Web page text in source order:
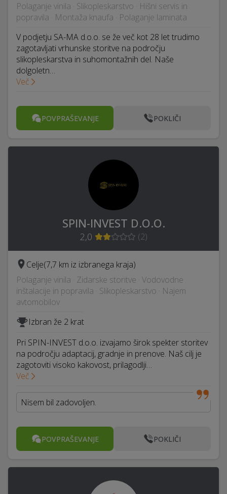
Polaganje vinila · Slikopleskarstvo · Hišni servis in
popravila · Montaža knaufa · Polaganje laminata
V podjetju SA-MA d.o.o. se že več kot 28 let trudimo
zagotavljati vrhunske storitve na področju
slikopleskarstva in suhomontažnih del. Naše
dolgoletn…
Več
POVPRAŠEVANJE POKLIČI
SPIN-INVEST D.O.O.
2,0 (2)
Celje(7,7 km iz izbranega kraja)
Polaganje vinila · Zidarske storitve · Vodovodne
inštalacije in popravila · Slikopleskarstvo · Najem
avtomobilov
Izbran že 2 krat
Pri SPIN-INVEST d.o.o. izvajamo širok spekter storitev
na področju adaptacij, gradnje in prenove. Naš cilj je
zagotoviti visoko kakovost, prilagodlji…
Več
Nisem bil zadovoljen.
POVPRAŠEVANJE POKLIČI